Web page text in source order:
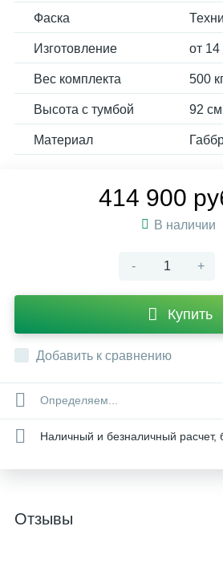
Фаска
Изготовление от 14
Вес комплекта 500
Высота с тумбой 92
Материал
414 900
В наличии
- +
Купить
Добавить к сравнению
Определяем...
Наличный и безналичный расчет,
Отзывы